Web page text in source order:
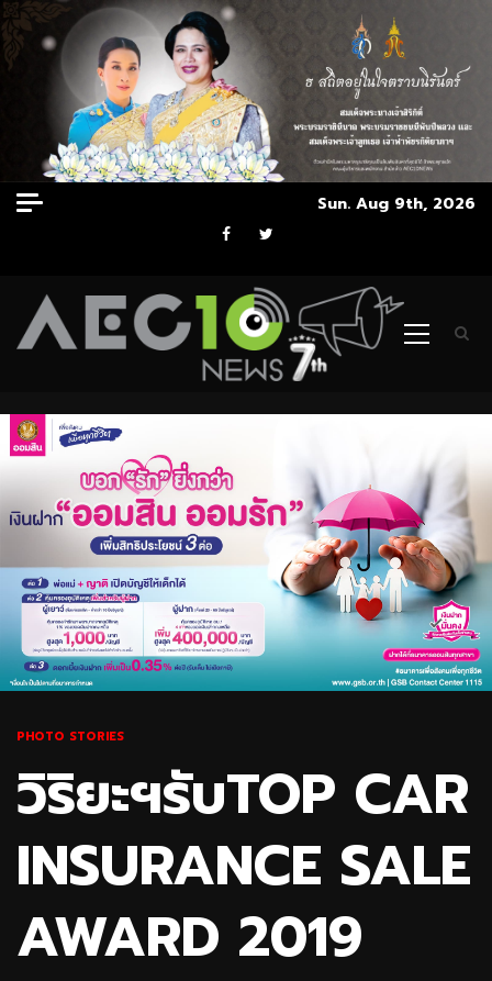
Skip
to
Sun. Aug 9th, 2026
Facebook
Twitter
Primary
PHOTO STORIES
วิริยะฯรับTOP CAR
INSURANCE SALE
AWARD 2019